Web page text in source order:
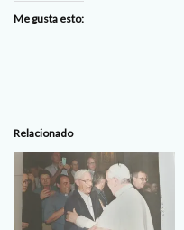
Me gusta esto:
Relacionado